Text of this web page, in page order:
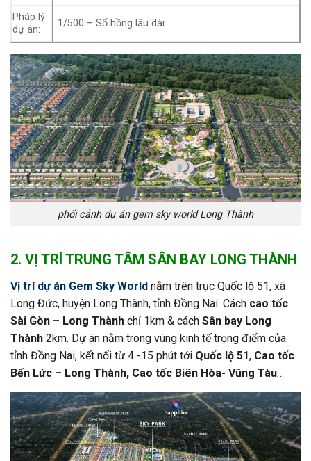
Pháp lý
dự án:
1/500 – Sổ hồng lâu dài
phối cảnh dự án gem sky world Long Thành
2. VỊ TRÍ TRUNG TÂM SÂN BAY LONG THÀNH
Vị trí dự án Gem Sky World nằm trên trục Quốc lộ 51, xã
Long Đức, huyện Long Thành, tỉnh Đồng Nai. Cách cao tốc
Sài Gòn – Long Thành chỉ 1km & cách Sân bay Long
Thành 2km. Dự án nằm trong vùng kinh tế trọng điểm của
tỉnh Đồng Nai, kết nối từ 4 -15 phút tới Quốc lộ 51, Cao tốc
Bến Lức – Long Thành, Cao tốc Biên Hòa- Vũng Tàu…